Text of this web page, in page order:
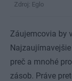
Zdroj: Eglo
Záujemcovia by
preč a mnohé
zásob. Práve